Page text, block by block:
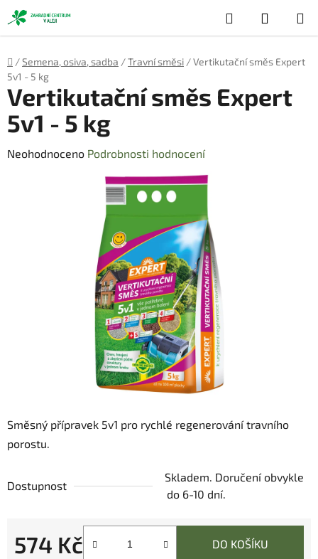
Přejít
na
obsah
Hledat
KOŠÍK
Domů
/Semena, osiva, sadba /Travní směsi /Vertikutační směs Expert
5v1 - 5 kg
Směsný přípravek 5v1 pro rychlé regenerování travního
porostu.
Dostupnost
Skladem. Doručení obvykle
do 6-10 dní.
574 Kč DO KOŠÍKU
Vertikutační směs Expert
5v1 - 5 kg
Průměrné
Neohodnoceno Podrobnosti hodnocení